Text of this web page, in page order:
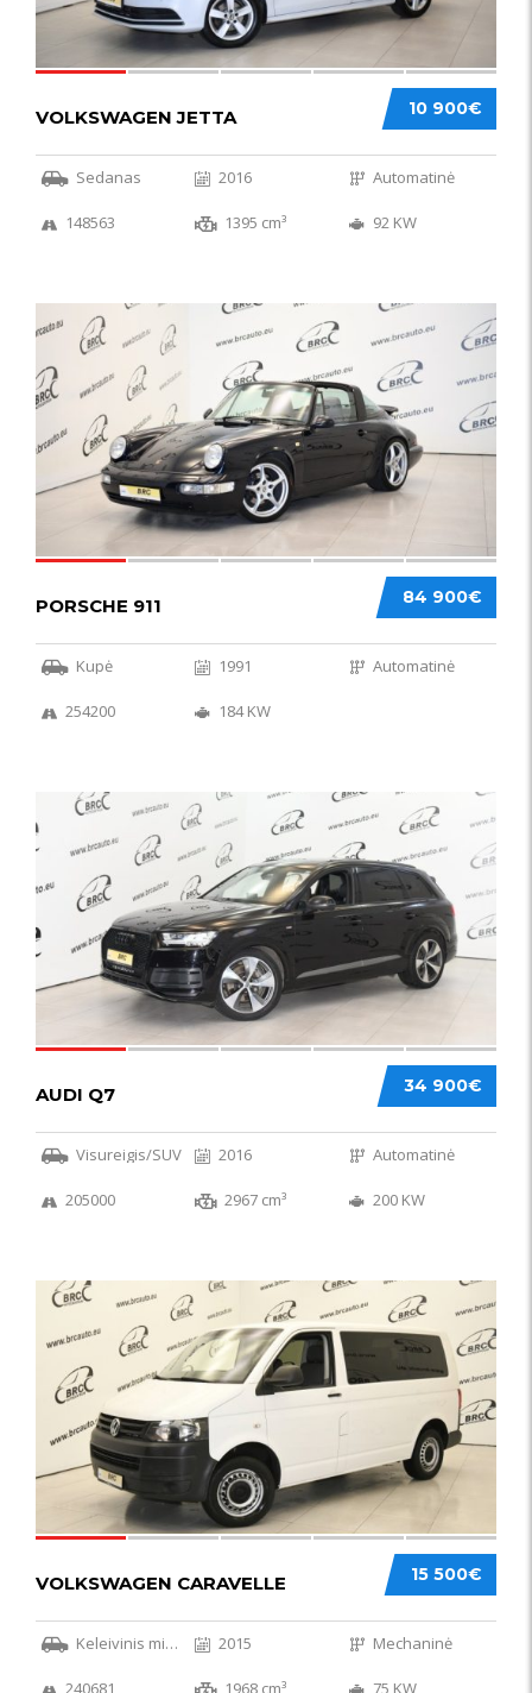
10 900€
VOLKSWAGEN JETTA
Sedanas 2016 Automatinė
148563 1395 cm³ 92 KW
59
84 900€
PORSCHE 911
Kupė 1991 Automatinė
254200 184 KW
56
34 900€
AUDI Q7
Visureigis/SUV 2016 Automatinė
205000 2967 cm³ 200 KW
36
15 500€
VOLKSWAGEN CARAVELLE
Keleivinis mikroautobusas 2015 Mechaninė
240681 1968 cm³ 75 KW